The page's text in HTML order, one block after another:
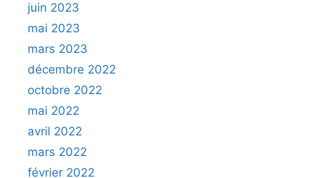
juin 2023
mai 2023
mars 2023
décembre 2022
octobre 2022
mai 2022
avril 2022
mars 2022
février 2022